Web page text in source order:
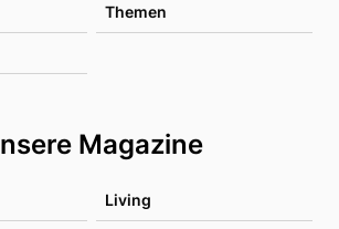
Themen
Magazine
Living